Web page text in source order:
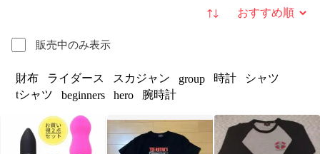
販売中のみ表示
並び替え
財布 ライダース スカジャン group 時計
シャツ
tシャツ
beginners hero 腕時計